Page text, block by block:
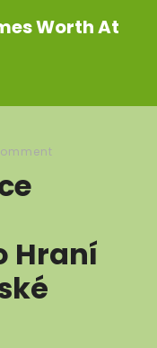
Worth At
Hraní